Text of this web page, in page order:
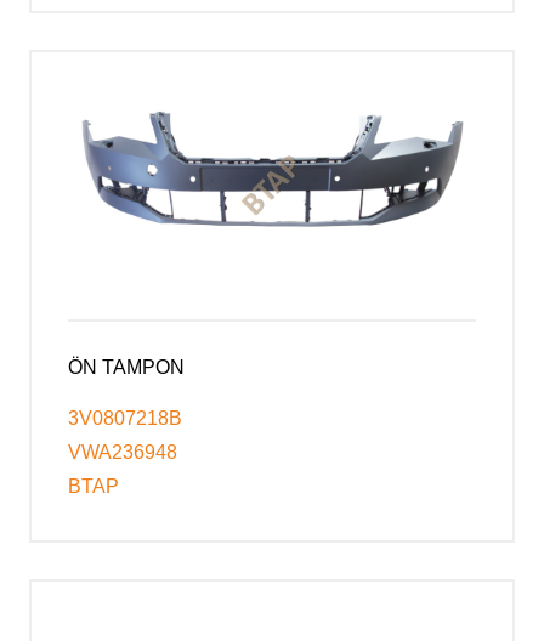
ÖN TAMPON
3V0807218B
VWA236948
BTAP